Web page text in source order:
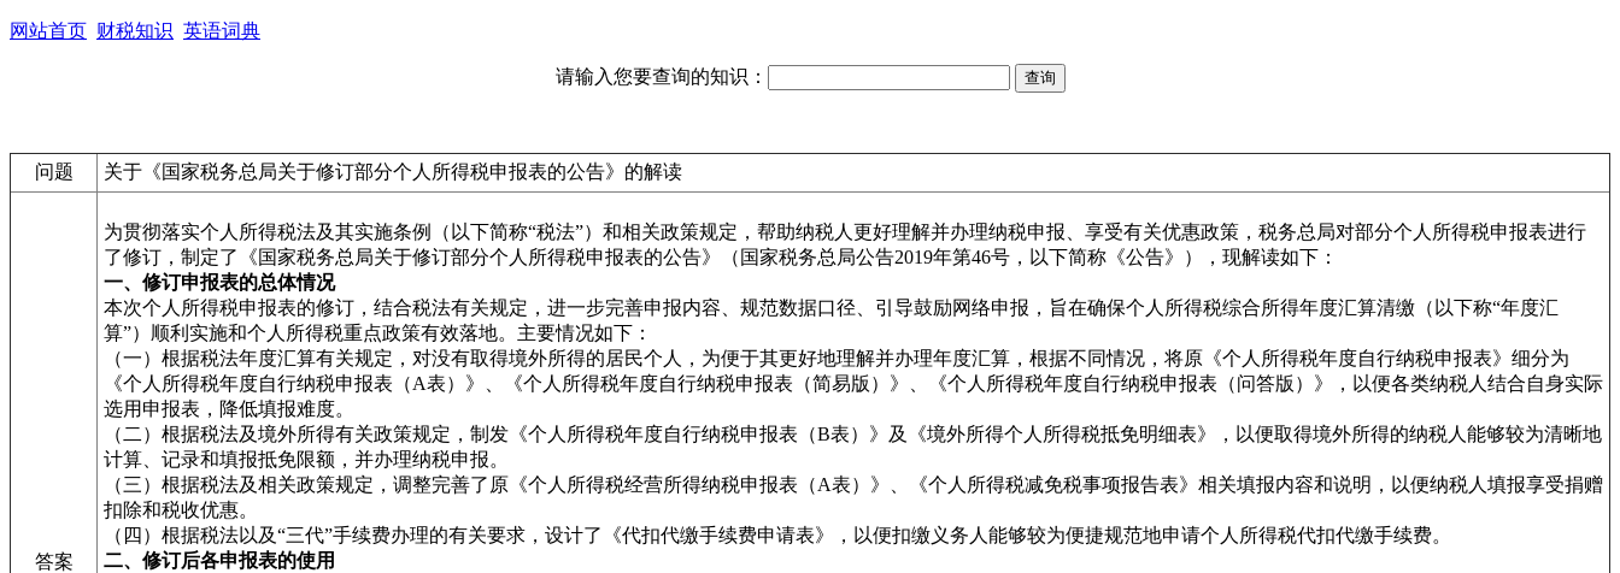
网站首页 财税知识 英语词典
请输入您要查询的知识：
问题 关于《国家税务总局关于修订部分个人所得税申报表的公告》的解读
答案
为贯彻落实个人所得税法及其实施条例（以下简称“税法”）和相关政策规定，帮助纳税人更好理解并办理纳税申报、享受有关优惠政策，税务总局对部分个人所得税申报表进行
了修订，制定了《国家税务总局关于修订部分个人所得税申报表的公告》（国家税务总局公告2019年第46号，以下简称《公告》），现解读如下：
一、修订申报表的总体情况
本次个人所得税申报表的修订，结合税法有关规定，进一步完善申报内容、规范数据口径、引导鼓励网络申报，旨在确保个人所得税综合所得年度汇算清缴（以下称“年度汇
算”）顺利实施和个人所得税重点政策有效落地。主要情况如下：
（一）根据税法年度汇算有关规定，对没有取得境外所得的居民个人，为便于其更好地理解并办理年度汇算，根据不同情况，将原《个人所得税年度自行纳税申报表》细分为
《个人所得税年度自行纳税申报表（A表）》、《个人所得税年度自行纳税申报表（简易版）》、《个人所得税年度自行纳税申报表（问答版）》，以便各类纳税人结合自身实际
选用申报表，降低填报难度。
（二）根据税法及境外所得有关政策规定，制发《个人所得税年度自行纳税申报表（B表）》及《境外所得个人所得税抵免明细表》，以便取得境外所得的纳税人能够较为清晰地
计算、记录和填报抵免限额，并办理纳税申报。
（三）根据税法及相关政策规定，调整完善了原《个人所得税经营所得纳税申报表（A表）》、《个人所得税减免税事项报告表》相关填报内容和说明，以便纳税人填报享受捐赠
扣除和税收优惠。
（四）根据税法以及“三代”手续费办理的有关要求，设计了《代扣代缴手续费申请表》，以便扣缴义务人能够较为便捷规范地申请个人所得税代扣代缴手续费。
二、修订后各申报表的使用